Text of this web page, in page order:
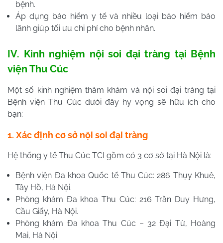
bệnh.
Áp dụng bảo hiểm y tế và nhiều loại bảo hiểm bảo
lãnh giúp tối ưu chi phí cho bệnh nhân.
IV. Kinh nghiệm nội soi đại tràng tại Bệnh
viện Thu Cúc
Một số kinh nghiệm thăm khám và nội soi đại tràng tại
Bệnh viện Thu Cúc dưới đây hy vọng sẽ hữu ích cho
bạn:
1. Xác định cơ sở nội soi đại tràng
Hệ thống y tế Thu Cúc TCI gồm có 3 cơ sở tại Hà Nội là:
Bệnh viện Đa khoa Quốc tế Thu Cúc: 286 Thụy Khuê,
Tây Hồ, Hà Nội.
Phòng khám Đa khoa Thu Cúc: 216 Trần Duy Hưng,
Cầu Giấy, Hà Nội.
Phòng khám Đa khoa Thu Cúc – 32 Đại Từ, Hoàng
Mai, Hà Nội.